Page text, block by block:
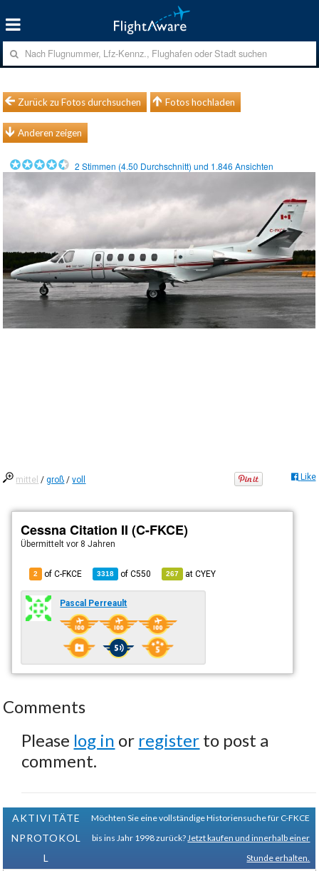
Zurück zu Fotos durchsuchen Fotos hochladen
Anderen zeigen
2 Stimmen (4.50 Durchschnitt) und 1.846 Ansichten
mittel /groß /voll Like
Cessna Citation II (C-FKCE)
Übermitteltvor 8 Jahren
2 of C-FKCE 3318 ofC550 267 atCYEY
Pascal Perreault
Comments
Please log in or register to post a
comment.
AKTIVITÄTE
NPROTOKOL
L
Möchten Sie eine vollständige Historiensuche für C-FKCE
bis ins Jahr 1998 zurück? Jetzt kaufen und innerhalb einer
Stunde erhalten.